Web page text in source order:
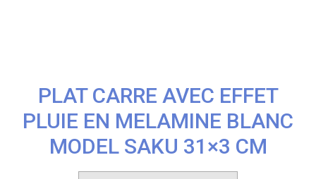
PLAT CARRE AVEC EFFET
PLUIE EN MELAMINE BLANC
MODEL SAKU 31×3 CM